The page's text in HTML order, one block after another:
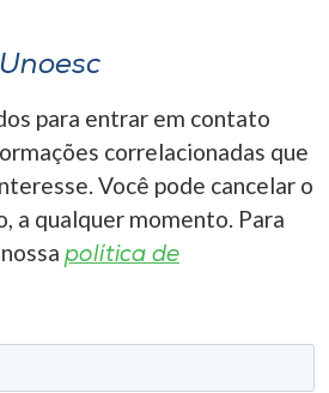
para entrar em contato
correlacionadas que
Você pode cancelar o
a qualquer momento. Para
política de